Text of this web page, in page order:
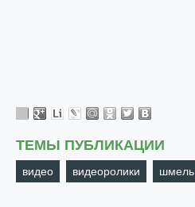
ТЕМЫ ПУБЛИКАЦИИ
видео видеоролики шмель